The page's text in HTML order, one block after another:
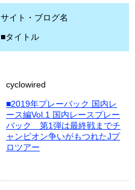
サイト・ブログ名
■タイトル
cyclowired
■2019年プレーバック 国内レ
ース編Vol.1 国内レースプレー
バック 第1弾は最終戦までチ
ャンピオン争いがもつれたJプ
ロツアー